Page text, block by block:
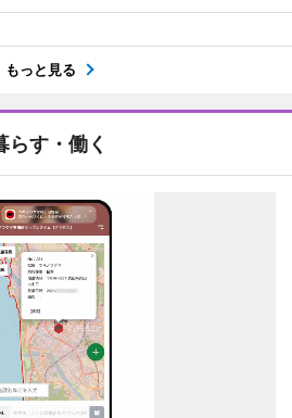
もっと見る
らす・働く